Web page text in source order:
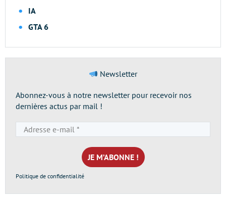
IA
GTA 6
Newsletter
Abonnez-vous à notre newsletter pour recevoir nos
dernières actus par mail !
e-
mail
*
Politique de confidentialité